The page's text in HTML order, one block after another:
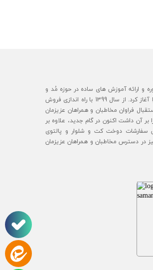
با هدف مشاوره و ارائه آموزش های ساده در حوزه مُد و
استایل رسمی آقایان، فعالیت خود را آغاز کرد. از سال 1399 با راه اندازی فروش
فراوان مخاطبان و همراهان عزیزمان
آن داشت اکنون در گام جدید، علاوه بر
دوخت کت و شلوار و پالتوی
در دسترس مخاطبان و همراهان عزیزمان